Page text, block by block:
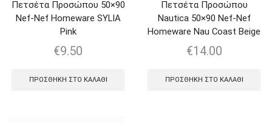
Πετσέτα Προσώπου 50×90
Nef-Nef Homeware SYLIA
Pink
€9.50
ΠΡΟΣΘΉΚΗ ΣΤΟ ΚΑΛΆΘΙ
Πετσέτα Προσώπου
Nautica 50×90 Nef-Nef
Homeware Nau Coast Beige
€14.00
ΠΡΟΣΘΉΚΗ ΣΤΟ ΚΑΛΆΘΙ